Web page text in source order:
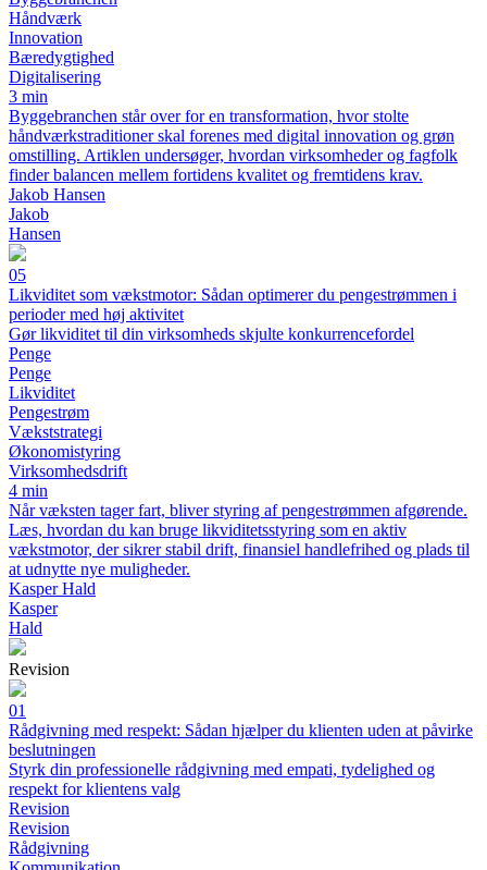
Håndværk
Innovation
Bæredygtighed
Digitalisering
3 min
Byggebranchen står over for en transformation, hvor stolte
håndværkstraditioner skal forenes med digital innovation og grøn
omstilling. Artiklen undersøger, hvordan virksomheder og fagfolk
finder balancen mellem fortidens kvalitet og fremtidens krav.
Jakob Hansen
Jakob
Hansen
05
Likviditet som vækstmotor: Sådan optimerer du pengestrømmen i
perioder med høj aktivitet
Gør likviditet til din virksomheds skjulte konkurrencefordel
Penge
Penge
Likviditet
Pengestrøm
Vækststrategi
Økonomistyring
Virksomhedsdrift
4 min
Når væksten tager fart, bliver styring af pengestrømmen afgørende.
Læs, hvordan du kan bruge likviditetsstyring som en aktiv
vækstmotor, der sikrer stabil drift, finansiel handlefrihed og plads til
at udnytte nye muligheder.
Kasper Hald
Kasper
Hald
Revision
01
Rådgivning med respekt: Sådan hjælper du klienten uden at påvirke
beslutningen
Styrk din professionelle rådgivning med empati, tydelighed og
respekt for klientens valg
Revision
Revision
Rådgivning